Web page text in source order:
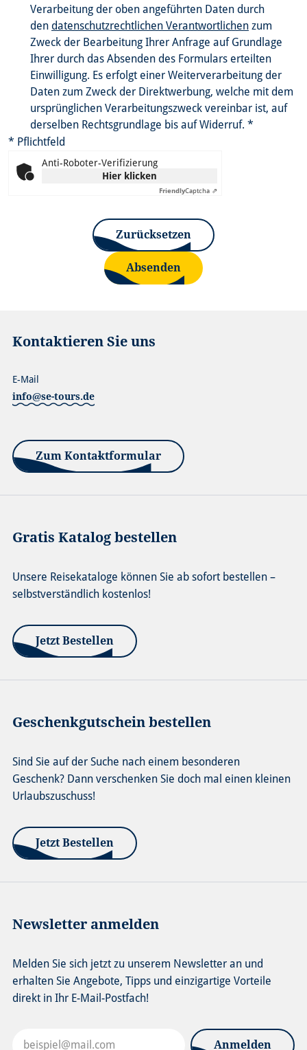
Verarbeitung der oben angeführten Daten durch
den datenschutzrechtlichen Verantwortlichen zum
Zweck der Bearbeitung Ihrer Anfrage auf Grundlage
Ihrer durch das Absenden des Formulars erteilten
Einwilligung. Es erfolgt einer Weiterverarbeitung der
Daten zum Zweck der Direktwerbung, welche mit dem
ursprünglichen Verarbeitungszweck vereinbar ist, auf
derselben Rechtsgrundlage bis auf Widerruf. *
* Pflichtfeld
Anti-Roboter-Verifizierung
Hier klicken
FriendlyCaptcha ⇗
Zurücksetzen
Absenden
Kontaktieren Sie uns
info@se-tours.de
E-Mail
Zum Kontaktformular
Gratis Katalog bestellen
Unsere Reisekataloge können Sie ab sofort bestellen –
selbstverständlich kostenlos!
Jetzt Bestellen
Geschenkgutschein bestellen
Sind Sie auf der Suche nach einem besonderen
Geschenk? Dann verschenken Sie doch mal einen kleinen
Urlaubszuschuss!
Jetzt Bestellen
Newsletter anmelden
Melden Sie sich jetzt zu unserem Newsletter an und
erhalten Sie Angebote, Tipps und einzigartige Vorteile
direkt in Ihr E-Mail-Postfach!
Anmelden